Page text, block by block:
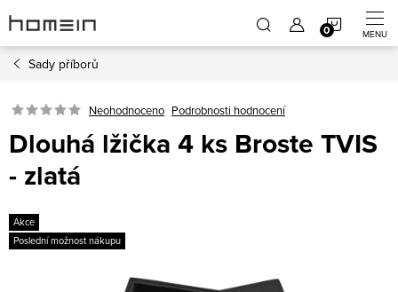
na
obsah
Sady příborů
Neohodnoceno Podrobnosti hodnocení
Dlouhá lžička 4 ks Broste TVIS
- zlatá
Akce
Poslední možnost nákupu